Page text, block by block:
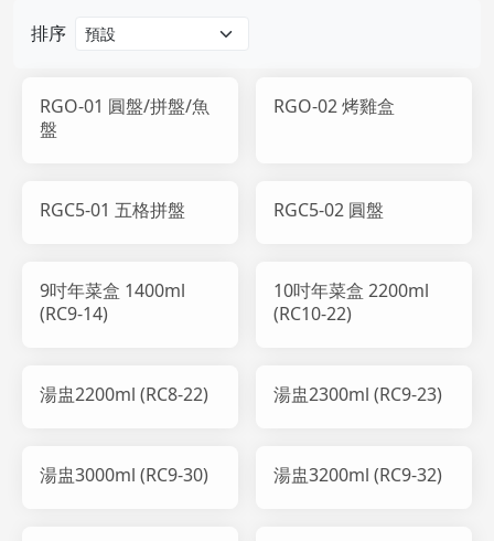
排序
RGO-01 圓盤/拼盤/魚
盤
RGO-02 烤雞盒
RGC5-01 五格拼盤 RGC5-02 圓盤
9吋年菜盒 1400ml
(RC9-14)
10吋年菜盒 2200ml
(RC10-22)
湯盅2200ml (RC8-22) 湯盅2300ml (RC9-23)
湯盅3000ml (RC9-30) 湯盅3200ml (RC9-32)